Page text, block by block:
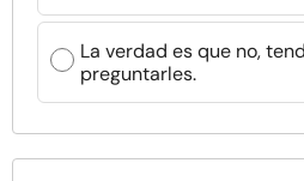
La verdad es que no,
preguntarles.